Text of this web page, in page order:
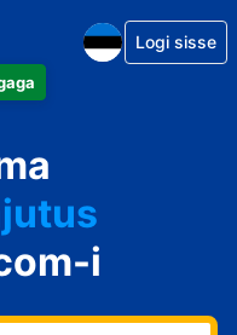
Logi sisse
i